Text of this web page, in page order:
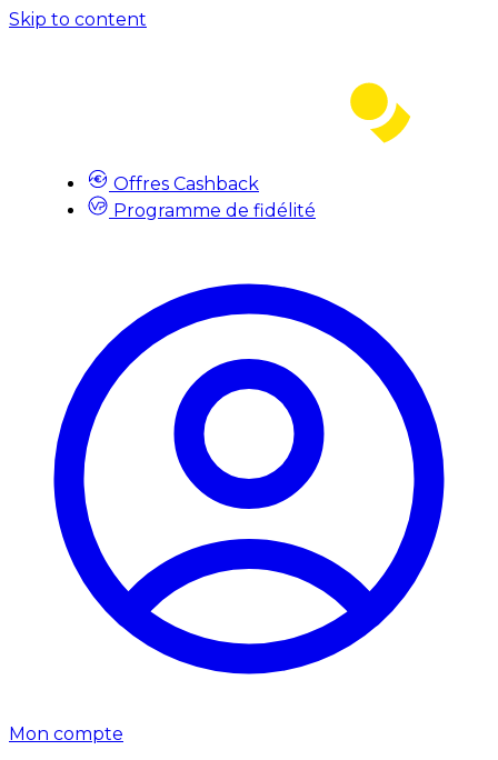
Skip to content
Offres Cashback
Programme de fidélité
Mon compte